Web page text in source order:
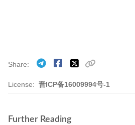
License: 晋ICP备16009994号-1
Share
Further Reading